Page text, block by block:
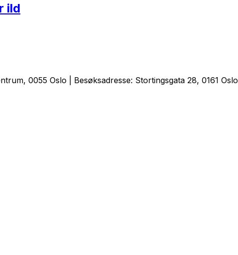
ild
0055 Oslo | Besøksadresse: Stortingsgata 28, 0161 Oslo